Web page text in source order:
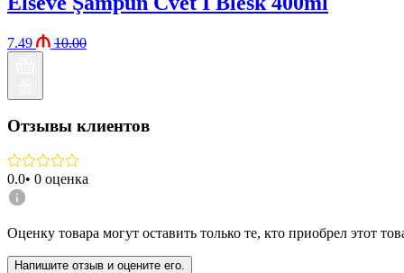
7.49 10.00
Отзывы клиентов
0.0• 0 оценка
Оценку товара могут оставить только те, кто приобрел этот
Напишите отзыв и оцените его.